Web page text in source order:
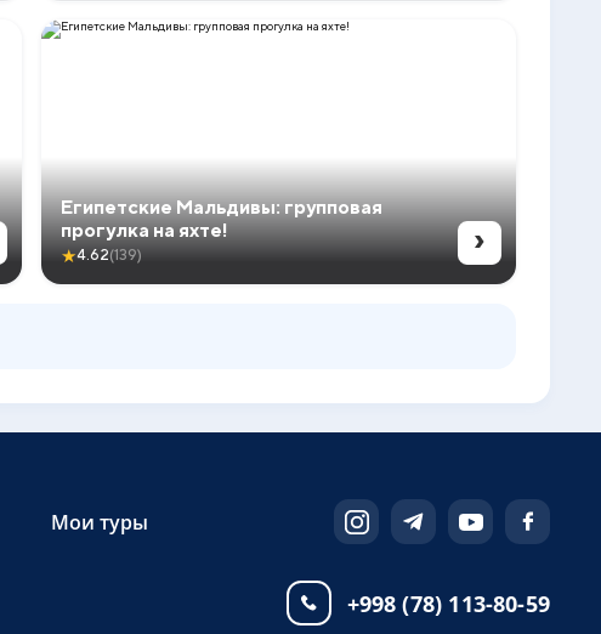
Египетские Мальдивы: групповая
прогулка на яхте!
★4.62(139) ›
Мои туры
+998 (78) 113-80-59